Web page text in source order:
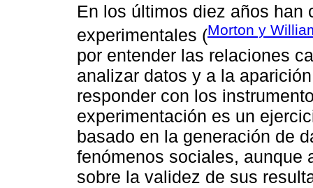
En los últimos diez años han
experimentales (Morton y
por entender las relaciones
analizar datos y a la
responder con los
experimentación es un
basado en la generación de
fenómenos sociales, aunque
sobre la validez de sus